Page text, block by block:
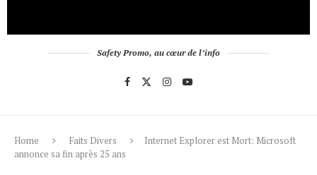
Safety Promo, au cœur de l’info
Home Faits Divers
Internet Explorer est Mort: Microsoft
annonce sa fin après 25 ans